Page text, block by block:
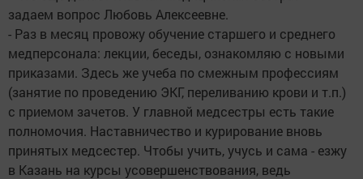
задаем вопрос Любовь Алексеевне.
- Раз в месяц провожу обучение старшего и среднего
медперсонала: лекции, беседы, ознакомляю с новыми
приказами. Здесь же учеба по смежным профессиям
(занятие по проведению ЭКГ, переливанию крови и т.п.)
с приемом зачетов. У главной медсестры есть такие
полномочия. Наставничество и курирование вновь
принятых медсестер. Чтобы учить, учусь и сама - езжу
в Казань на курсы усовершенствования, ведь